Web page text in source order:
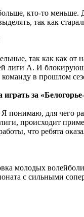
кто-то
так как
так как как
лиги А. И
в прошлом
за
понимаю, для чего
происходит
что ребята
молодых
с сильными